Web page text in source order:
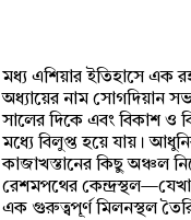
মধ্য এশিয়ার ইতিহাসে এক
অধ্যায়ের নাম সোগদিয়ান
সালের দিকে এবং বিকাশ ও
মধ্যে বিলুপ্ত হয়ে যায়।
কাজাখস্তানের কিছু অঞ্চল
রেশমপথের
এক গুরুত্বপূর্ণ মিলনস্থল